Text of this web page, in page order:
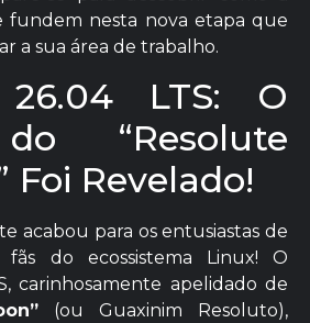
fundem nesta nova etapa que
a sua área de trabalho.
LTS: O
“Resolute
Foi Revelado!
acabou para os entusiastas de
fãs do ecossistema Linux! O
carinhosamente apelidado de
(ou Guaxinim Resoluto),